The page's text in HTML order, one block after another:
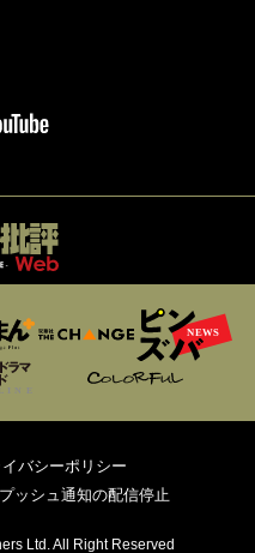
バシーポリシー
プッシュ通知の配信停止
Ltd. All Right Reserved